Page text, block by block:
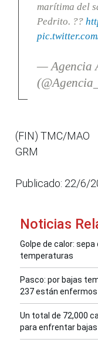
marítima del
Pedrito. ??
— Agencia
(FIN) TMC/MAO
GRM
Publicado: 22/6/
Noticias
Golpe de calor:
temperaturas
Pasco: por bajas
237 están enfermos
Un total de 72,000
para enfrentar